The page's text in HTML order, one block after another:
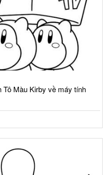
Tô Màu Kirby về máy tính